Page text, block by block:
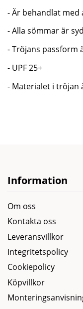
- Är behandlat
- Alla sömmar är
- Tröjans passform
- UPF 25+
- Materialet i tröjan
Information
Om oss
Kontakta oss
Leveransvillkor
Integritetspolicy
Cookiepolicy
Köpvillkor